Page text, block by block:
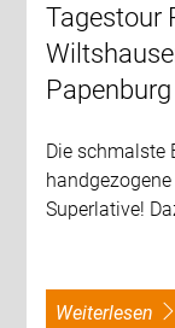
Tagestour
Papenburg
Die schmalste
Superlative!
weiterlesen